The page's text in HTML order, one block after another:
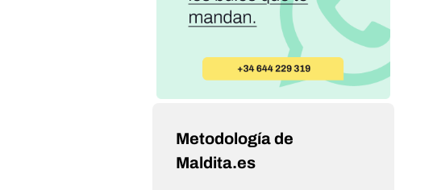
Metodología de
Maldita.es